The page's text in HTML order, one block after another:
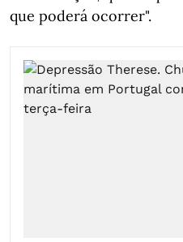
que poderá ocorrer".